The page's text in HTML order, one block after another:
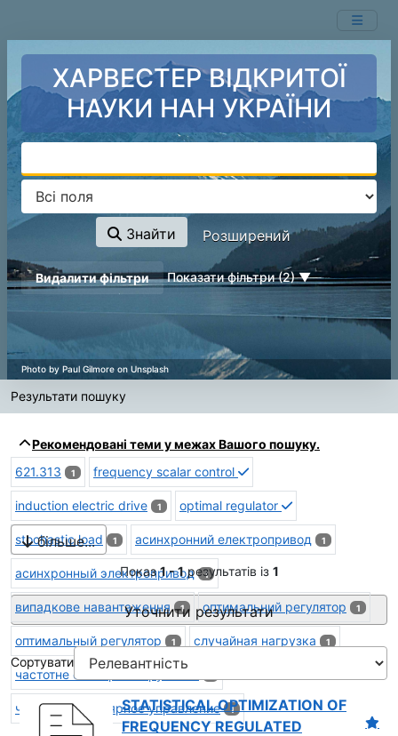
ХАРВЕСТЕР ВІДКРИТОЇ
НАУКИ НАН УКРАЇНИ
Знайти Розширений
page_reload_on_deselect_hint
Видалити фільтри Показати фільтри (2)
Результати пошуку
Рекомендовані теми у межах Вашого пошуку.
621.313
1 frequency scalar control
induction electric drive 1 optimal regulator
stochastic load 1 асинхронний електропривод 1
асинхронный электропривод 1
випадкове навантаження 1 оптимальний регулятор 1
оптимальный регулятор 1 случайная нагрузка 1
частотне скалярне керування
частотное скалярное управление 1
більше...
Показ1 - 1результатів із 1
Уточнити результати
Сортувати
STATISTICAL OPTIMIZATION OF
FREQUENCY REGULATED